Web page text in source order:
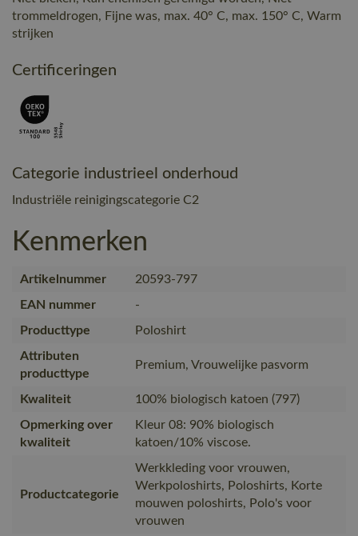
trommeldrogen, Fijne was, max. 40° C, max. 150° C, Warm
strijken
Certificeringen
Categorie industrieel onderhoud
Industriële reinigingscategorie C2
Kenmerken
Artikelnummer
20593-797
EAN nummer
-
Producttype
Poloshirt
Attributen
producttype
Premium, Vrouwelijke pasvorm
Kwaliteit
100% biologisch katoen (797)
Opmerking over
kwaliteit
Kleur 08: 90% biologisch
katoen/10% viscose.
Productcategorie
Werkkleding voor vrouwen,
Werkpoloshirts, Poloshirts, Korte
mouwen poloshirts, Polo's voor
vrouwen